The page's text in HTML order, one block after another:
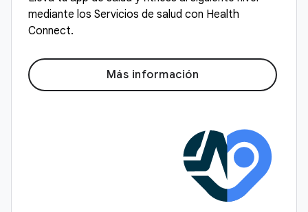
mediante los Servicios de salud con Health
Connect.
Más información